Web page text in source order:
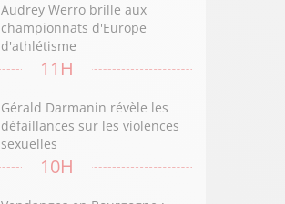
Audrey Werro brille aux
championnats d'Europe
d'athlétisme
11H
Gérald Darmanin révèle les
défaillances sur les violences
sexuelles
10H